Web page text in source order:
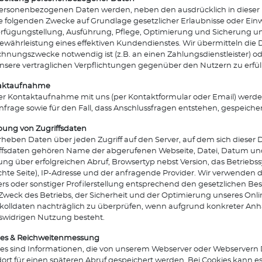
Daten werden, neben den ausdrücklich in
folgenden Zwecke auf Grundlage gesetzlicher Erlaubnisse oder
Ausführung, Pflege, Optimierung und Sicherung
eines effektiven Kundendienstes. Wir übermitteln die
notwendig ist (z.B. an einen Zahlungsdienstleister)
vertraglichen Verpflichtungen gegenüber den Nutzern zu
Kontaktaufnahme mit uns (per Kontaktformular oder Email)
sowie für den Fall, dass Anschlussfragen entstehen,
von Zugriffsdaten
Daten über jeden Zugriff auf den Server, auf dem sich dieser
gehören Name der abgerufenen Webseite, Datei, Datum
über erfolgreichen Abruf, Browsertyp nebst Version, das
Seite), IP-Adresse und der anfragende Provider. Wir
oder sonstiger Profilerstellung entsprechend den gesetzlichen
des Betriebs, der Sicherheit und der Optimierung unseres
nachträglich zu überprüfen, wenn aufgrund konkreter
Nutzung besteht.
& Reichweitenmessung
sind Informationen, die von unserem Webserver oder